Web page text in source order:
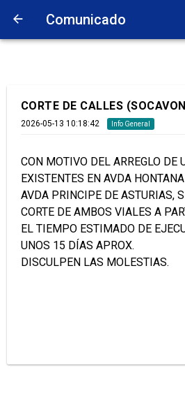
Comunicado
CORTE DE CALLES
2026-05-13 10:18:42 Info General
CON MOTIVO DEL ARREGLO DE
EXISTENTES EN AVDA
AVDA PRINCIPE DE ASTURIAS,
CORTE DE AMBOS VIALES A
EL TIEMPO ESTIMADO DE
UNOS 15 DÍAS APROX.
DISCULPEN LAS MOLESTIAS.